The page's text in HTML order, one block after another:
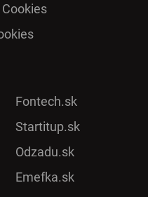
Fontech.sk
Startitup.sk
Odzadu.sk
Emefka.sk